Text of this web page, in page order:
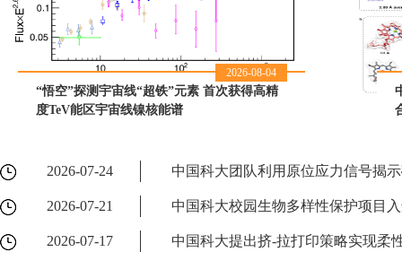
“悟空”探测宇宙线“超铁”元素 首次获得高精
度TeV能区宇宙线镍核能谱
2026-08-04
2026-07-24 中国科大团队利用原位应力信号揭
2026-07-21 中国科大校园生物多样性保护项目
2026-07-17 中国科大提出挤-拉打印策略实现柔